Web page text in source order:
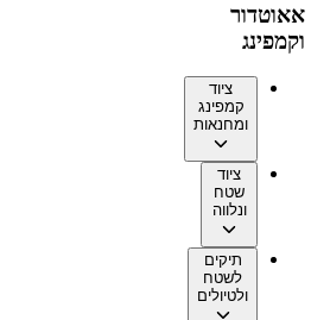
אאוטדור
וקמפינג
ציוד
קמפינג
ומחנאות
ציוד
שטח
ונלווה
תיקים
לשטח
ולטיולים